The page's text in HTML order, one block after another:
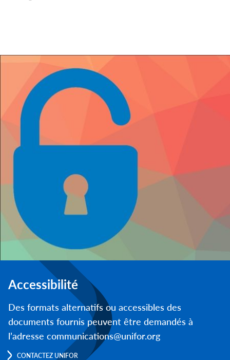
Accessibilité
Des formats alternatifs ou accessibles des
documents fournis peuvent être demandés à
l’adresse communications@unifor.org
CONTACTEZ UNIFOR